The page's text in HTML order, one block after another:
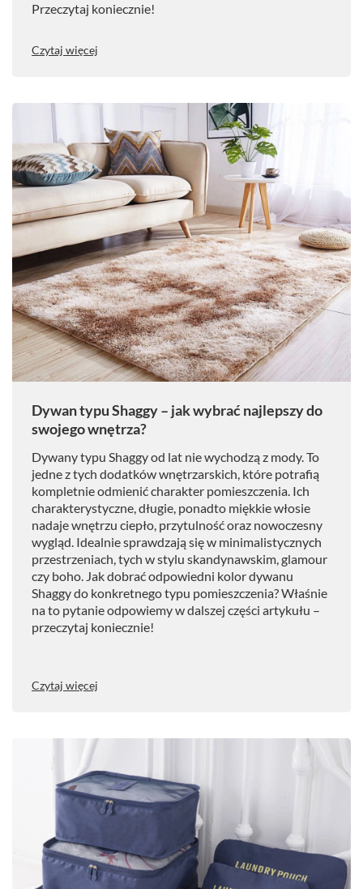
Przeczytaj koniecznie!
Czytaj więcej
Dywan typu Shaggy – jak wybrać najlepszy do
swojego wnętrza?
Dywany typu Shaggy od lat nie wychodzą z mody. To
jedne z tych dodatków wnętrzarskich, które potrafią
kompletnie odmienić charakter pomieszczenia. Ich
charakterystyczne, długie, ponadto miękkie włosie
nadaje wnętrzu ciepło, przytulność oraz nowoczesny
wygląd. Idealnie sprawdzają się w minimalistycznych
przestrzeniach, tych w stylu skandynawskim, glamour
czy boho. Jak dobrać odpowiedni kolor dywanu
Shaggy do konkretnego typu pomieszczenia? Właśnie
na to pytanie odpowiemy w dalszej części artykułu –
przeczytaj koniecznie!
Czytaj więcej